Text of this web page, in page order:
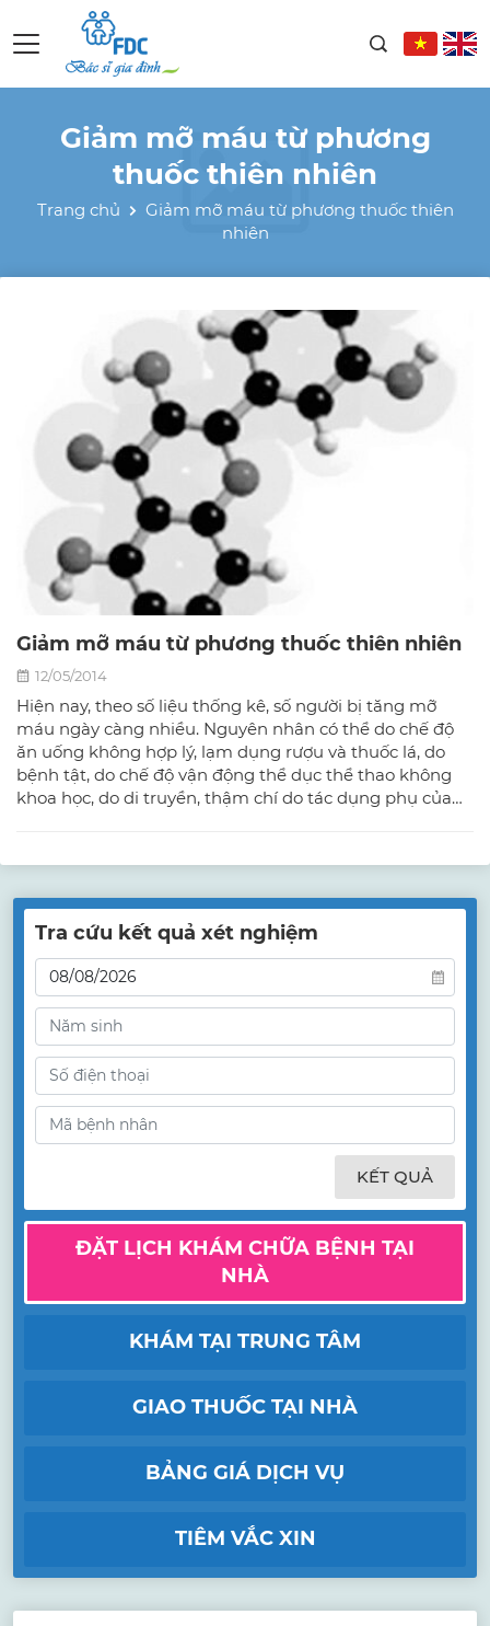
Giảm mỡ máu từ phương
thuốc thiên nhiên
Trang chủ
Giảm mỡ máu từ phương thuốc thiên
nhiên
Giảm mỡ máu từ phương thuốc thiên nhiên
12/05/2014
Hiện nay, theo số liệu thống kê, số người bị tăng mỡ
máu ngày càng nhiều. Nguyên nhân có thể do chế độ
ăn uống không hợp lý, lạm dụng rượu và thuốc lá, do
bệnh tật, do chế độ vận động thể dục thể thao không
khoa học, do di truyền, thậm chí do tác dụng phụ của
Tra cứu kết quả xét nghiệm
KẾT QUẢ
ĐẶT LỊCH KHÁM CHỮA BỆNH TẠI
NHÀ
KHÁM TẠI TRUNG TÂM
GIAO THUỐC TẠI NHÀ
BẢNG GIÁ DỊCH VỤ
TIÊM VẮC XIN